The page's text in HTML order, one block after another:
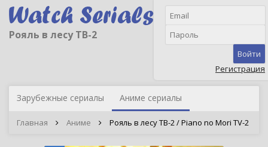
Рояль в лесу ТВ-2
Войти
Регистрация
Зарубежные сериалы Аниме сериалы
Главная Аниме Рояль в лесу ТВ-2 / Piano no Mori TV-2